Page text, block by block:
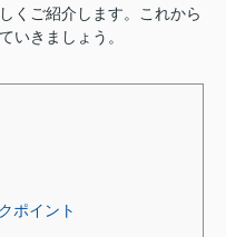
くご紹介します。これから
いきましょう。
ポイント